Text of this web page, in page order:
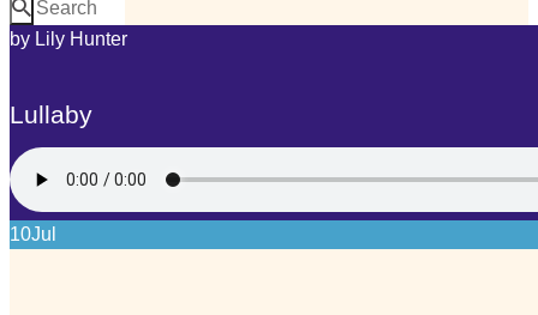
by Lily Hunter
Lullaby
10Jul